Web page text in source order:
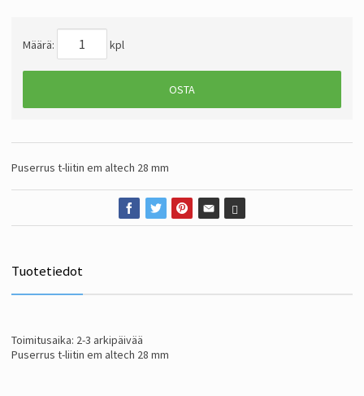
Määrä: kpl
OSTA
Puserrus t-liitin em altech 28 mm
Tuotetiedot
Toimitusaika: 2-3 arkipäivää
Puserrus t-liitin em altech 28 mm